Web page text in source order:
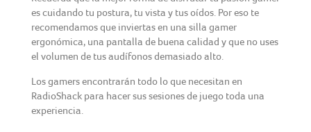
es cuidando tu postura, tu vista y tus oídos. Por eso te
recomendamos que inviertas en una silla gamer
ergonómica, una pantalla de buena calidad y que no uses
el volumen de tus audífonos demasiado alto.
Los gamers encontrarán todo lo que necesitan en
RadioShack para hacer sus sesiones de juego toda una
experiencia.